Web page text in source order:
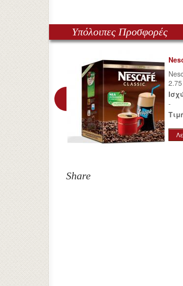
Υπόλοιπες Προσφορές
-
Share